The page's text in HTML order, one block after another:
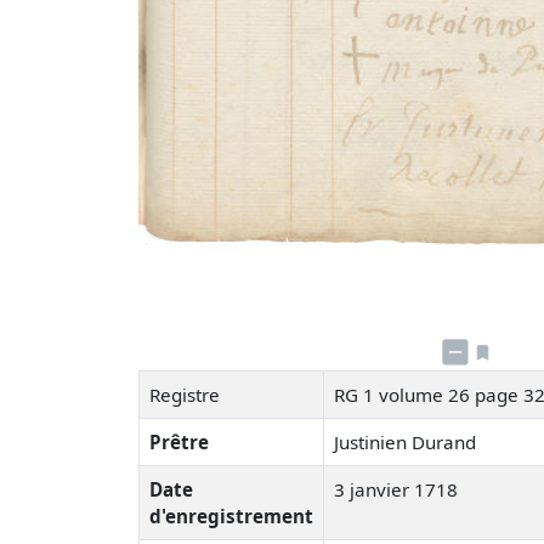
Registre
RG 1 volume 26 page
Prêtre
Justinien Durand
Date
d'enregistrement
3 janvier 1718